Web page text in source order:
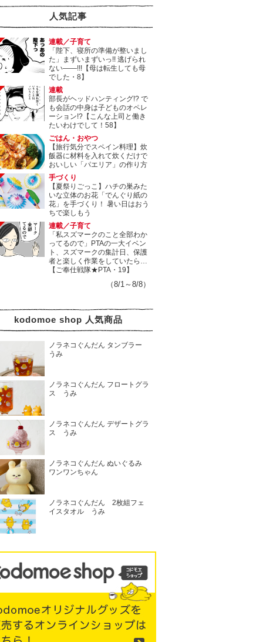
人気記事
連載／子育て
「陛下、寝所の準備が整いまし
た」まずいまずいっ!! 逃げられ
ない――!!!【母は転生しても母
でした・8】
連載
部長がヘッドハンティング!? で
も会話の中身は子どものオペレ
ーション!?【こんな上司と働き
たいわけでして！58】
ごはん・おやつ
【旅行気分でスペイン料理】炊
飯器に材料を入れて炊くだけで
おいしい「パエリア」の作り方
手づくり
【夏祭りごっこ】ハチの巣みた
いな立体のお花「でんぐり紙の
花」を手づくり！ 暑い日はおう
ちで楽しもう
連載／子育て
「私スズマークのこと全部わか
ってるので」PTAの一大イベン
ト、スズマークの集計日、保護
者と楽しく作業をしていたら…
【ご奉仕戦隊★PTA・19】
（8/1～8/8）
kodomoe shop 人気商品
ノラネコぐんだん タンブラー
うみ
ノラネコぐんだん フロートグラ
ス うみ
ノラネコぐんだん デザートグラ
ス うみ
ノラネコぐんだん ぬいぐるみ
ワンワンちゃん
ノラネコぐんだん 2枚組フェ
イスタオル うみ